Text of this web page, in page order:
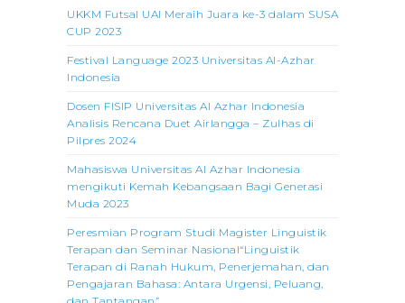
UKKM Futsal UAI Meraih Juara ke-3 dalam SUSA
CUP 2023
Festival Language 2023 Universitas Al-Azhar
Indonesia
Dosen FISIP Universitas Al Azhar Indonesia
Analisis Rencana Duet Airlangga – Zulhas di
Pilpres 2024
Mahasiswa Universitas Al Azhar Indonesia
mengikuti Kemah Kebangsaan Bagi Generasi
Muda 2023
Peresmian Program Studi Magister Linguistik
Terapan dan Seminar Nasional“Linguistik
Terapan di Ranah Hukum, Penerjemahan, dan
Pengajaran Bahasa: Antara Urgensi, Peluang,